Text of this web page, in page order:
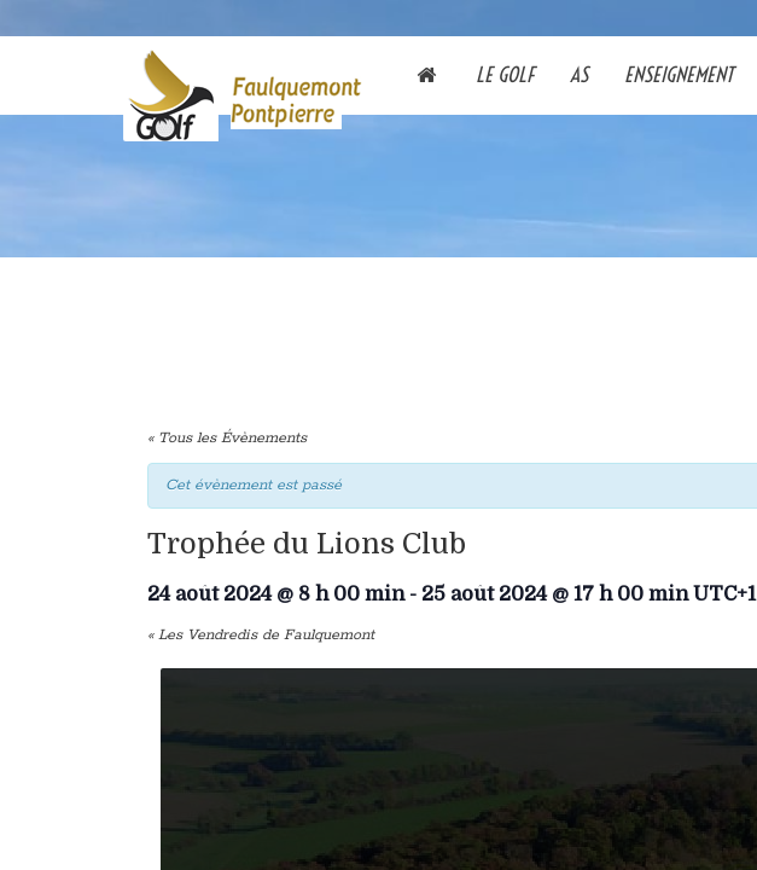
LE GOLF AS ENSEIGNEMENT
« Tous les Évènements
Cet évènement est passé
Trophée du Lions Club
24 août 2024 @ 8 h 00 min- 25 août 2024 @ 17 h 00 min UTC+1
«Les Vendredis de Faulquemont